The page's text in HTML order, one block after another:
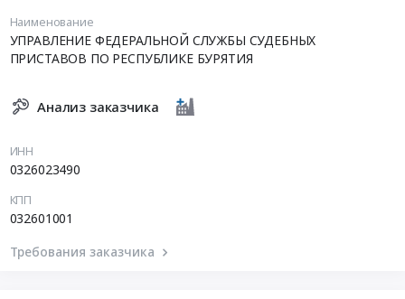
Наименование
УПРАВЛЕНИЕ ФЕДЕРАЛЬНОЙ СЛУЖБЫ СУДЕБНЫХ
ПРИСТАВОВ ПО РЕСПУБЛИКЕ БУРЯТИЯ
Анализ заказчика
ИНН
0326023490
КПП
032601001
Требования заказчика